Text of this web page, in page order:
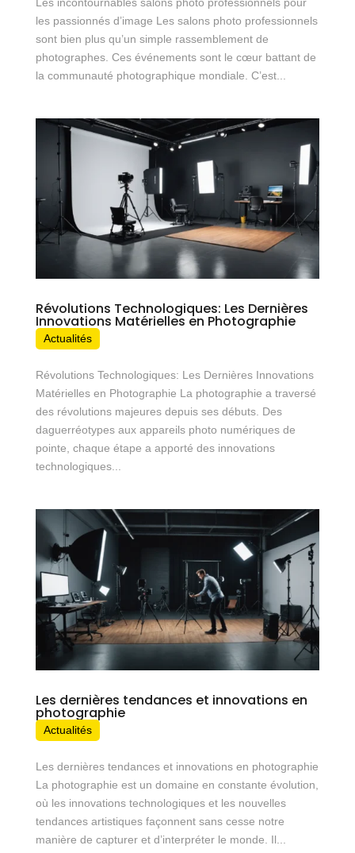
les passionnés d’image Les salons photo professionnels
sont bien plus qu’un simple rassemblement de
photographes. Ces événements sont le cœur battant de
la communauté photographique mondiale. C’est...
Révolutions Technologiques: Les Dernières
Innovations Matérielles en Photographie
Actualités
Révolutions Technologiques: Les Dernières Innovations
Matérielles en Photographie La photographie a traversé
des révolutions majeures depuis ses débuts. Des
daguerréotypes aux appareils photo numériques de
pointe, chaque étape a apporté des innovations
technologiques...
Les dernières tendances et innovations en
photographie
Actualités
Les dernières tendances et innovations en photographie
La photographie est un domaine en constante évolution,
où les innovations technologiques et les nouvelles
tendances artistiques façonnent sans cesse notre
manière de capturer et d’interpréter le monde. Il...